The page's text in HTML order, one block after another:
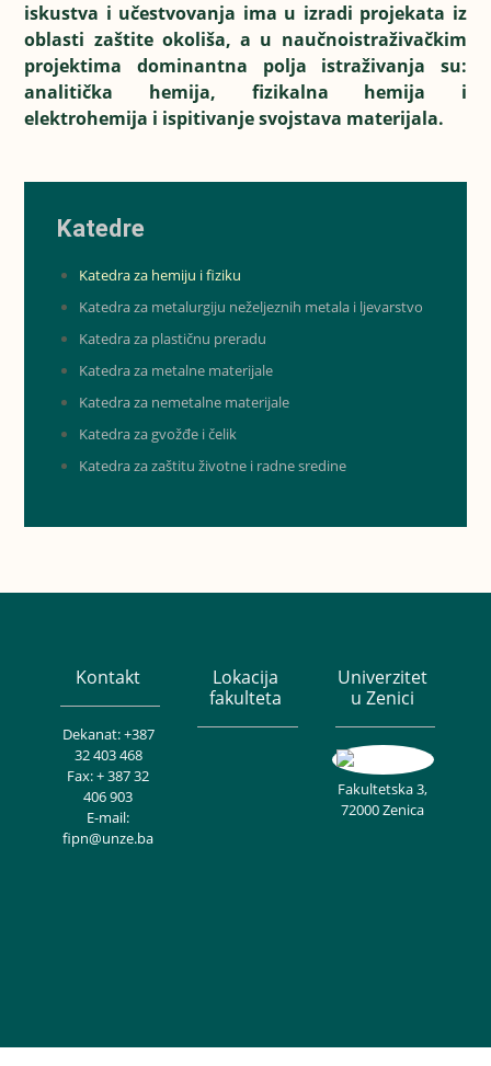
iskustva i učestvovanja ima u izradi projekata iz
oblasti zaštite okoliša, a u naučnoistraživačkim
projektima dominantna polja istraživanja su:
analitička hemija, fizikalna hemija i
elektrohemija i ispitivanje svojstava materijala.
Katedre
Katedra za hemiju i fiziku
Katedra za metalurgiju neželjeznih metala i ljevarstvo
Katedra za plastičnu preradu
Katedra za metalne materijale
Katedra za nemetalne materijale
Katedra za gvožđe i čelik
Katedra za zaštitu životne i radne sredine
Kontakt
Dekanat: +387
32 403 468
Fax: + 387 32
406 903
E-mail:
fipn@unze.ba
Lokacija
fakulteta
Univerzitet
u Zenici
Fakultetska 3,
72000 Zenica